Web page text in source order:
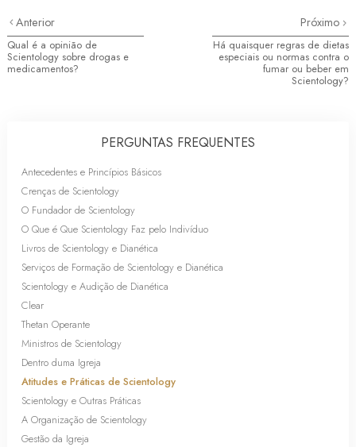
Anterior
Qual é a opinião de
Scientology sobre drogas e
medicamentos?
Próximo
Há quaisquer regras de dietas
especiais ou normas contra o
fumar ou beber em
Scientology?
PERGUNTAS FREQUENTES
Antecedentes e Princípios Básicos
Crenças de Scientology
O Fundador de Scientology
O Que é Que Scientology Faz pelo Indivíduo
Livros de Scientology e Dianética
Serviços de Formação de Scientology e Dianética
Scientology e Audição de Dianética
Clear
Thetan Operante
Ministros de Scientology
Dentro duma Igreja
Atitudes e Práticas de Scientology
Scientology e Outras Práticas
A Organização de Scientology
Gestão da Igreja